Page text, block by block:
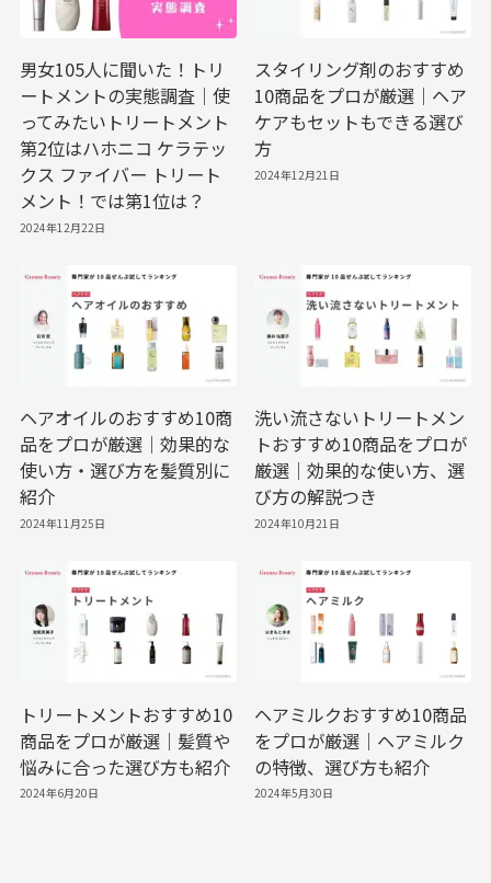
男女105人に聞いた！トリ
ートメントの実態調査｜使
ってみたいトリートメント
第2位はハホニコ ケラテッ
クス ファイバー トリート
メント！では第1位は？
2024年12月22日
スタイリング剤のおすすめ
10商品をプロが厳選｜ヘア
ケアもセットもできる選び
方
2024年12月21日
ヘアオイルのおすすめ10商
品をプロが厳選｜効果的な
使い方・選び方を髪質別に
紹介
2024年11月25日
洗い流さないトリートメン
トおすすめ10商品をプロが
厳選｜効果的な使い方、選
び方の解説つき
2024年10月21日
トリートメントおすすめ10
商品をプロが厳選｜髪質や
悩みに合った選び方も紹介
2024年6月20日
ヘアミルクおすすめ10商品
をプロが厳選｜ヘアミルク
の特徴、選び方も紹介
2024年5月30日